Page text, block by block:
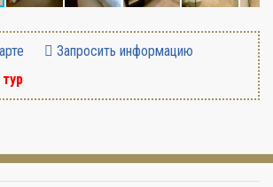
Запросить информацию